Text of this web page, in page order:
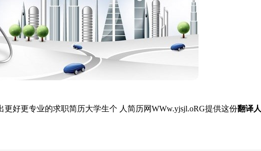
更好更专业的求职简历大学生个 人简历网WWw.yjsjl.oRG提供这份翻译人